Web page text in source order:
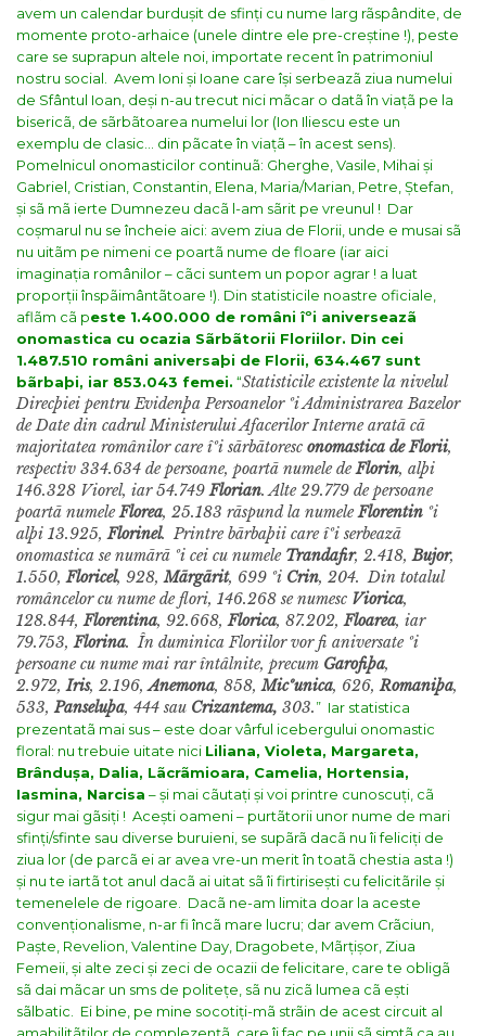
avem un calendar burdușit de sfinți cu nume larg rãspândite, de
momente proto-arhaice (unele dintre ele pre-creștine !), peste
care se suprapun altele noi, importate recent în patrimoniul
nostru social.
Avem Ioni și Ioane care își serbeazã ziua numelui
de Sfântul Ioan, deși n-au trecut nici mãcar o datã în viațã pe la
bisericã, de sãrbãtoarea numelui lor (Ion Iliescu este un
exemplu de clasic… din pãcate în viațã – în acest sens).
Pomelnicul onomasticilor continuã: Gherghe, Vasile, Mihai și
Gabriel, Cristian, Constantin, Elena, Maria/Marian, Petre, Ștefan,
și sã mã ierte Dumnezeu dacã l-am sãrit pe vreunul ! Dar
coșmarul nu se încheie aici: avem ziua de Florii, unde e musai sã
nu uitãm pe nimeni ce poartã nume de floare (iar aici
imaginația românilor – cãci suntem un popor agrar ! a luat
proporții înspãimântãtoare !). Din statisticile noastre oficiale,
aflãm cã peste 1.400.000 de români îºi aniverseazã
onomastica cu ocazia Sãrbãtorii Floriilor. Din cei
1.487.510 români aniversaþi de Florii, 634.467 sunt
bãrbaþi, iar 853.043 femei. “Statisticile existente la nivelul
Direcþiei pentru Evidenþa Persoanelor ºi Administrarea Bazelor
de Date din cadrul Ministerului Afacerilor Interne aratã cã
majoritatea românilor care îºi sãrbãtoresc onomastica de Florii,
respectiv 334.634 de persoane, poartã numele deFlorin, alþi
146.328 Viorel, iar 54.749Florian. Alte 29.779 de persoane
poartã numeleFlorea, 25.183 rãspund la numele Florentin ºi
alþi 13.925,Florinel. Printre bãrbaþii care îºi serbeazã
onomastica se numãrã ºi cei cu numele Trandafir, 2.418,Bujor,
1.550,Floricel, 928,Mãrgãrit, 699 ºi Crin, 204. Din totalul
româncelor cu nume de flori, 146.268 se numesc Viorica,
128.844,Florentina, 92.668,Florica, 87.202,Floarea, iar
79.753,Florina. În duminica Floriilor vor fi aniversate ºi
persoane cu nume mai rar întâlnite, precum Garofiþa,
2.972,Iris, 2.196,Anemona, 858,Micºunica, 626,Romaniþa,
533,Panseluþa, 444 sau Crizantema, 303.” Iar statistica
prezentatã mai sus – este doar vârful icebergului onomastic
floral: nu trebuie uitate nici Liliana, Violeta, Margareta,
Brândușa, Dalia, Lãcrãmioara, Camelia, Hortensia,
Iasmina, Narcisa – și mai cãutați și voi printre cunoscuți, cã
sigur mai gãsiți ! Acești oameni – purtãtorii unor nume de mari
sfinți/sfinte sau diverse buruieni, se supãrã dacã nu îi feliciți de
ziua lor (de parcã ei ar avea vre-un merit în toatã chestia asta !)
și nu te iartã tot anul dacã ai uitat sã îi firtirisești cu felicitãrile și
temenelele de rigoare.
Dacã ne-am limita doar la aceste
convenționalisme, n-ar fi încã mare lucru; dar avem Crãciun,
Paște, Revelion, Valentine Day, Dragobete, Mãrțișor, Ziua
Femeii, și alte zeci și zeci de ocazii de felicitare, care te obligã
sã dai mãcar un sms de politețe, sã nu zicã lumea cã ești
sãlbatic.
Ei bine, pe mine socotiți-mã strãin de acest circuit al